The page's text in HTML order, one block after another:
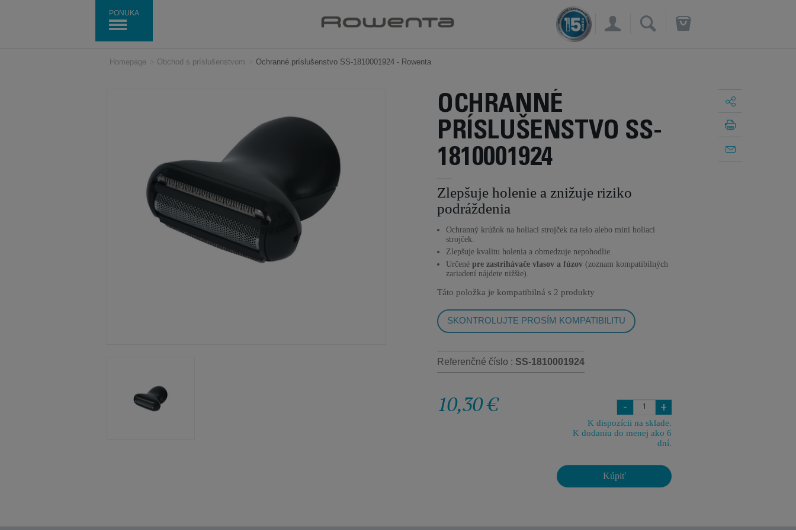
PONUKA
×
Homepage Obchod s príslušenstvom Ochranné príslušenstvo SS-1810001924 - Rowenta
OCHRANNÉ
PRÍSLUŠENSTVO SS-
1810001924
Zlepšuje holenie a znižuje riziko
podráždenia
Ochranný krúžok na holiaci strojček na telo alebo mini holiaci
strojček.
Zlepšuje kvalitu holenia a obmedzuje nepohodlie.
Určené pre zastrihávače vlasov a fúzov (zoznam kompatibilných
zariadení nájdete nižšie).
Táto položka je kompatibilná s 2 produkty
SKONTROLUJTE PROSÍM KOMPATIBILITU
Referenčné číslo : SS-1810001924
10,30 € - +
K dispozícii na sklade.
K dodaniu do menej ako 6
dní.
Kúpiť